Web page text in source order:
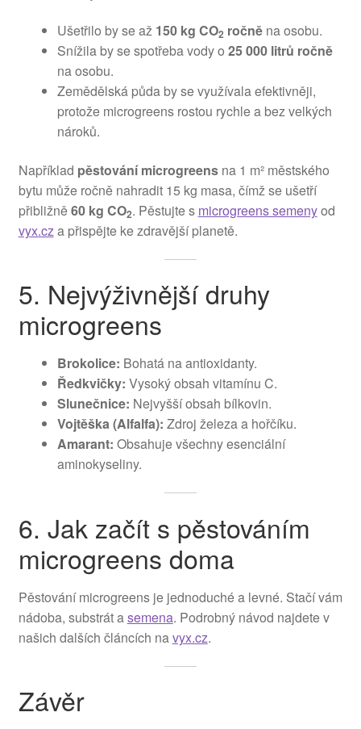
Ušetřilo by se až 150 kg CO2 ročněna osobu.
Snížila by se spotřeba vody o 25 000 litrů ročně
na osobu.
Zemědělská půda by se využívala efektivněji,
protože microgreens rostou rychle a bez velkých
nároků.
Například pěstování microgreensna 1 m² městského
bytu může ročně nahradit 15 kg masa, čímž se ušetří
přibližně60 kg CO2. Pěstujte s microgreens semenyod
vyx.cza přispějte ke zdravější planetě.
5. Nejvýživnější druhy
microgreens
Brokolice: Bohatá na antioxidanty.
Ředkvičky: Vysoký obsah vitamínu C.
Slunečnice: Nejvyšší obsah bílkovin.
Vojtěška (Alfalfa): Zdroj železa a hořčíku.
Amarant: Obsahuje všechny esenciální
aminokyseliny.
6. Jak začít s pěstováním
microgreens doma
Pěstování microgreens je jednoduché a levné. Stačí vám
nádoba, substrát asemena. Podrobný návod najdete v
našich dalších článcích navyx.cz.
Závěr